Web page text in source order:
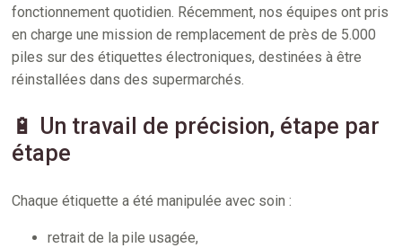
fonctionnement quotidien. Récemment, nos équipes ont pris
en charge une mission de remplacement de près de 5.000
piles sur des étiquettes électroniques, destinées à être
réinstallées dans des supermarchés.
🔋 Un travail de précision, étape par
étape
Chaque étiquette a été manipulée avec soin :
retrait de la pile usagée,